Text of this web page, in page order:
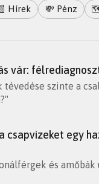
Hírek 💸 Pénz
vár:
tévedése szinte a
csapvizeket egy
és